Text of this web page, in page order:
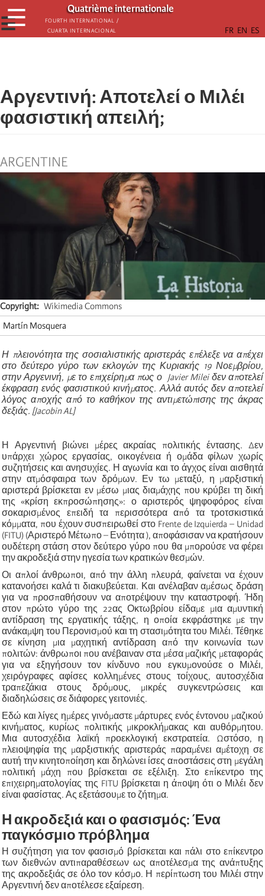
Παράκαμψη
προς
το
Quatrième internationale
Fourth International /
Cuarta Internacional
☰
☰
Αργεντινή: Αποτελεί ο Μιλέι
φασιστική απειλή;
ARGENTINE
Copyright
Wikimedia Commons
Martín Mosquera
Η πλειονότητα της σοσιαλιστικής αριστεράς επέλεξε να απέχει
στο δεύτερο γύρο των εκλογών της Κυριακής 19 Νοεμβρίου,
στην Αργενινή, με το επιχείρημα πως ο Javier Milei δεν αποτελεί
έκφραση ενός φασιστικού κινήματος. Αλλά αυτός δεν αποτελεί
λόγος αποχής από το καθήκον της αντιμετώπισης της άκρας
δεξιάς. [Jacobin AL]
Η Αργεντινή βιώνει μέρες ακραίας πολιτικής έντασης. Δεν
υπάρχει χώρος εργασίας, οικογένεια ή ομάδα φίλων χωρίς
συζητήσεις και ανησυχίες. Η αγωνία και το άγχος είναι αισθητά
στην ατμόσφαιρα των δρόμων. Εν τω μεταξύ, η μαρξιστική
αριστερά βρίσκεται εν μέσω μιας διαμάχης που κρύβει τη δική
της «κρίση εκπροσώπησης»: ο αριστερός ψηφοφόρος είναι
σοκαρισμένος επειδή τα περισσότερα από τα τροτσκιστικά
κόμματα, που έχουν συσπειρωθεί στο Frente de Izquierda – Unidad
(FITU) (Αριστερό Μέτωπο – Ενότητα ), αποφάσισαν να κρατήσουν
ουδέτερη στάση στον δεύτερο γύρο που θα μπορούσε να φέρει
την ακροδεξιά στην ηγεσία των κρατικών θεσμών.
Οι απλοί άνθρωποι, από την άλλη πλευρά, φαίνεται να έχουν
κατανοήσει καλά τι διακυβεύεται. Και ανέλαβαν αμέσως δράση
για να προσπαθήσουν να αποτρέψουν την καταστροφή. Ήδη
στον πρώτο γύρο της 22ας Οκτωβρίου είδαμε μια αμυντική
αντίδραση της εργατικής τάξης, η οποία εκφράστηκε με την
ανάκαμψη του Περονισμού και τη στασιμότητα του Μιλέι. Τέθηκε
σε κίνηση μια μαχητική αντίδραση από την κοινωνία των
πολιτών: άνθρωποι που ανέβαιναν στα μέσα μαζικής μεταφοράς
για να εξηγήσουν τον κίνδυνο που εγκυμονούσε ο Μιλέι,
χειρόγραφες αφίσες κολλημένες στους τοίχους, αυτοσχέδια
τραπεζάκια στους δρόμους, μικρές συγκεντρώσεις και
διαδηλώσεις σε διάφορες γειτονιές.
Εδώ και λίγες ημέρες γινόμαστε μάρτυρες ενός έντονου μαζικού
κινήματος, κυρίως πολιτικής μικροκλήμακας και αυθόρμητου.
Μια αυτοσχέδια λαϊκή προεκλογική εκστρατεία. Ωστόσο, η
πλειοψηφία της μαρξιστικής αριστεράς παραμένει αμέτοχη σε
αυτή την κινητοποίηση και δηλώνει ίσες αποστάσεις στη μεγάλη
πολιτική μάχη που βρίσκεται σε εξέλιξη. Στο επίκεντρο της
επιχειρηματολογίας της FITU βρίσκεται η άποψη ότι ο Μιλέι δεν
είναι φασίστας. Ας εξετάσουμε το ζήτημα.
Η ακροδεξιά και ο φασισμός: Ένα
παγκόσμιο πρόβλημα
Η συζήτηση για τον φασισμό βρίσκεται και πάλι στο επίκεντρο
των διεθνών αντιπαραθέσεων ως αποτέλεσμα της ανάπτυξης
της ακροδεξιάς σε όλο τον κόσμο. Η περίπτωση του Μιλέι στην
Αργεντινή δεν αποτέλεσε εξαίρεση.